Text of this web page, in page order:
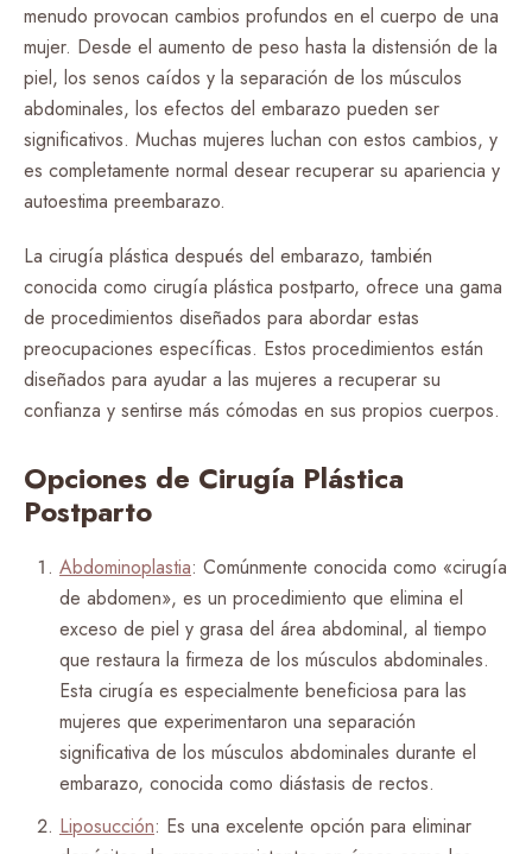
menudo provocan cambios profundos en el cuerpo de una
mujer. Desde el aumento de peso hasta la distensión de la
piel, los senos caídos y la separación de los músculos
abdominales, los efectos del embarazo pueden ser
significativos. Muchas mujeres luchan con estos cambios, y
es completamente normal desear recuperar su apariencia y
autoestima preembarazo.
La cirugía plástica después del embarazo, también
conocida como cirugía plástica postparto, ofrece una gama
de procedimientos diseñados para abordar estas
preocupaciones específicas. Estos procedimientos están
diseñados para ayudar a las mujeres a recuperar su
confianza y sentirse más cómodas en sus propios cuerpos.
Opciones de Cirugía Plástica
Postparto
Abdominoplastia: Comúnmente conocida como «cirugía
de abdomen», es un procedimiento que elimina el
exceso de piel y grasa del área abdominal, al tiempo
que restaura la firmeza de los músculos abdominales.
Esta cirugía es especialmente beneficiosa para las
mujeres que experimentaron una separación
significativa de los músculos abdominales durante el
embarazo, conocida como diástasis de rectos.
Liposucción: Es una excelente opción para eliminar